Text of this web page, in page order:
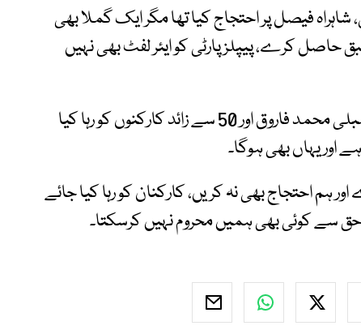
فیصل پر احتجاج کیا تھا مگر ایک گملا بھی
حاصل کرے، پیپلز پارٹی کو ایئر لفٹ بھی نہیں
جماعت اسلامی کے امیر نے کہا کہ رکن اسمبلی محمد فاروق اور 50 سے زائد کارکنوں کو رہا کیا
اور یہاں بھی ہوگا۔
ہم احتجاج بھی نہ کریں، کارکنان کو رہا کیا جائے
سے کوئی بھی ہمیں محروم نہیں کرسکتا۔